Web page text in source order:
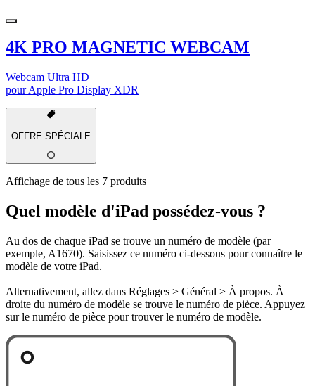
4K PRO MAGNETIC WEBCAM
Webcam Ultra HD
pour Apple Pro Display XDR
OFFRE SPÉCIALE
Affichage de tous les 7 produits
Quel modèle d'iPad possédez-vous ?
Au dos de chaque iPad se trouve un numéro de modèle (par
exemple, A1670). Saisissez ce numéro ci-dessous pour connaître le
modèle de votre iPad.
Alternativement, allez dans Réglages > Général > À propos. À
droite du numéro de modèle se trouve le numéro de pièce. Appuyez
sur le numéro de pièce pour trouver le numéro de modèle.